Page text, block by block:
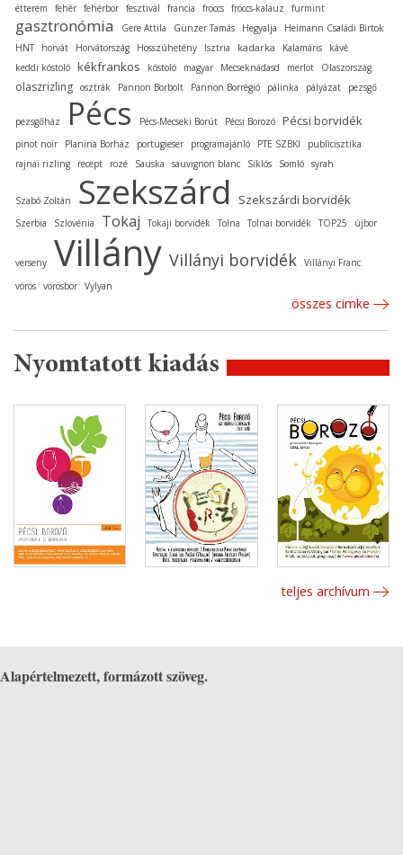
étterem
fehér fehérbor fesztivál francia fröccs fröccs-kalauz furmint
gasztronómia Gere Attila Günzer Tamás Hegyalja
Heimann Családi Birtok
HNT
horvát Horvátország Hosszúhetény Isztria kadarka Kalamáris
kávé
keddi kóstoló kékfrankos kóstoló magyar Mecseknádasd merlot Olaszország
olaszrizling osztrák Pannon Borbolt Pannon Borrégió pálinka pályázat pezsgő
pezsgőház Pécs Pécs-Mecseki Borút Pécsi Borozó Pécsi borvidék
pinot noir Planina Borház portugieser programajánló PTE SZBKI
publicisztika
rajnai rizling
recept rozé Sauska sauvignon blanc Siklós Somló syrah
Szabó Zoltán Szekszárd Szekszárdi borvidék
Szerbia Szlovénia Tokaj Tokaji borvidék Tolna Tolnai borvidék TOP25 újbor
verseny Villány Villányi borvidék Villányi Franc
vörös vörösbor Vylyan
összes cimke
Nyomtatott kiadás
teljes archívum
Alapértelmezett, formázott szöveg.